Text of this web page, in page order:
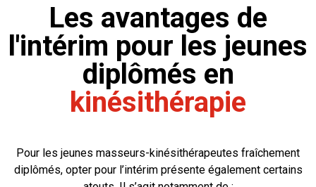
Les avantages de
l'intérim pour les jeunes
diplômés en
kinésithérapie
Pour les jeunes masseurs-kinésithérapeutes fraîchement
diplômés, opter pour l’intérim présente également certains